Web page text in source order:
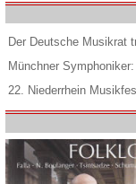
Der Deutsche Musikrat
Münchner
22. Niederrhein